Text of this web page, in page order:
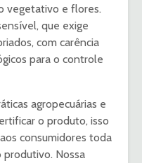
vegetativo e flores.
que exige
com carência
para o controle
agropecuárias e
o produto, isso
consumidores toda
produtivo. Nossa